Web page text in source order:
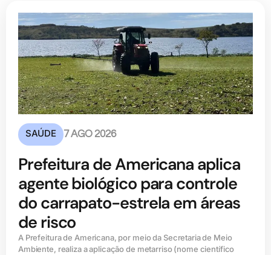
SAÚDE 7 AGO 2026
Prefeitura de Americana aplica
agente biológico para controle
do carrapato-estrela em áreas
de risco
A Prefeitura de Americana, por meio da Secretaria de Meio
Ambiente, realiza a aplicação de metarriso (nome científico